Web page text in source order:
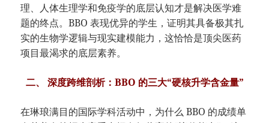
理、人体生理学和免疫学的底层认知才是解决医学难
题的终点。BBO 表现优异的学生，证明其具备极其扎
实的生物学逻辑与现实建模能力，这恰恰是顶尖医药
项目最渴求的底层素养。
二、 深度跨维剖析：BBO 的三大“硬核升学含金量”
在琳琅满目的国际学科活动中，为什么 BBO 的成绩单